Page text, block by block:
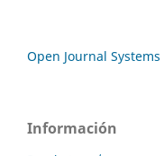
Open Journal Systems
Información